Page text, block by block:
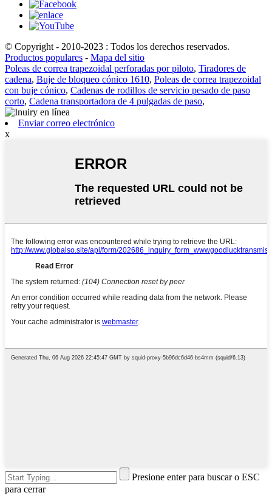
© Copyright - 2010-2023 : Todos los derechos reservados.
Productos populares - Mapa del sitio
Poleas de correa trapezoidal perforadas por piloto, Tiradores de
cadena, Buje de bloqueo cónico 1610, Poleas de correa trapezoidal
con buje cónico, Cadenas de rodillos de servicio pesado de paso
corto, Cadena transportadora de 4 pulgadas de paso,
Enviar correo electrónico
x
Presione enter para buscar o ESC
para cerrar